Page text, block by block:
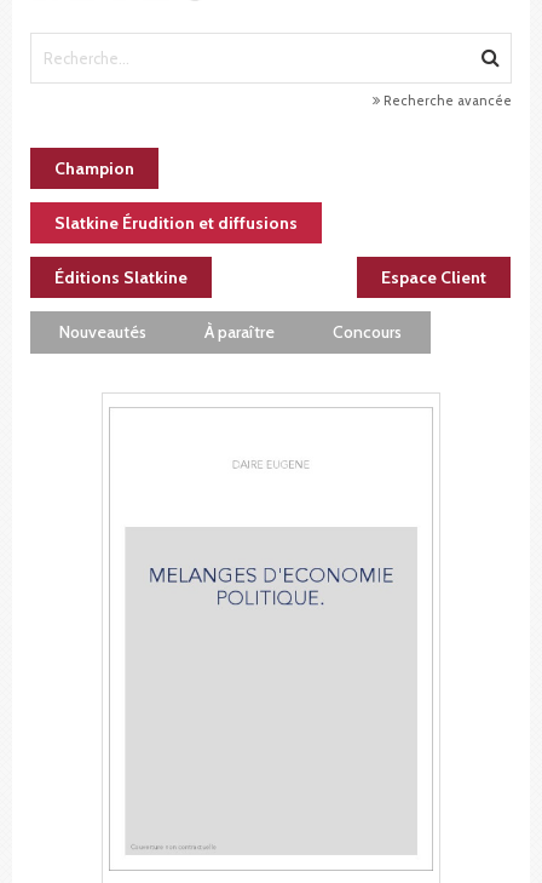
Recherche avancée
Champion
Slatkine Érudition et diffusions
Éditions Slatkine Espace Client
Nouveautés À paraître Concours